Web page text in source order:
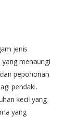
jenis
menaungi
pepohonan
pendaki.
kecil yang
yang